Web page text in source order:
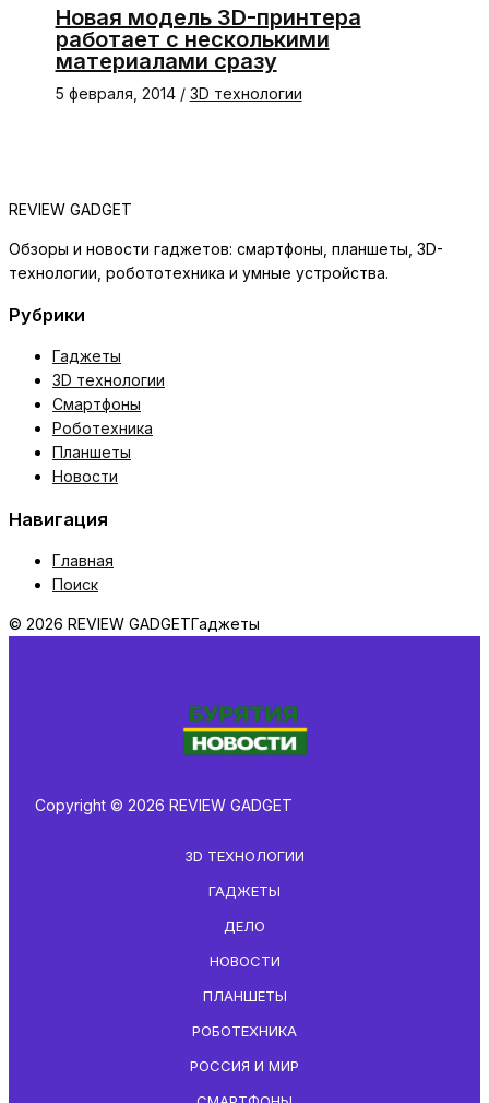
Новая модель 3D-принтера
работает с несколькими
материалами сразу
5 февраля, 2014 / 3D технологии
REVIEW GADGET
Обзоры и новости гаджетов: смартфоны, планшеты, 3D-
технологии, робототехника и умные устройства.
Рубрики
Гаджеты
3D технологии
Смартфоны
Роботехника
Планшеты
Новости
Навигация
Главная
Поиск
© 2026 REVIEW GADGETГаджеты
Copyright © 2026 REVIEW GADGET
3D ТЕХНОЛОГИИ
ГАДЖЕТЫ
ДЕЛО
НОВОСТИ
ПЛАНШЕТЫ
РОБОТЕХНИКА
РОССИЯ И МИР